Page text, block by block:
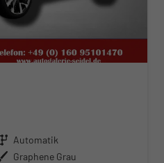
Getriebe Automatik
Außenfarbe Graphene Grau